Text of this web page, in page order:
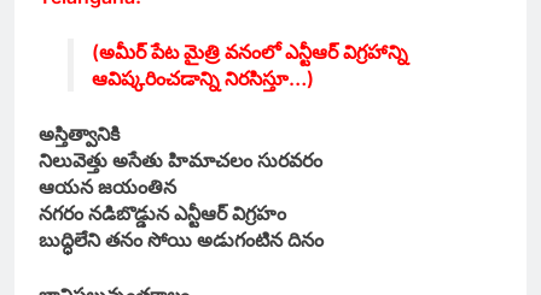
(అమీర్ పేట మైత్రి వనంలో ఎన్టీఆర్ విగ్రహాన్ని
ఆవిష్కరించడాన్ని నిరసిస్తూ…)
అస్తిత్వానికి
నిలువెత్తు అసేతు హిమాచలం సురవరం
ఆయన జయంతిన
నగరం నడిబొడ్డున ఎన్టీఆర్ విగ్రహం
బుద్ధిలేని తనం సోయి అడుగంటిన దినం